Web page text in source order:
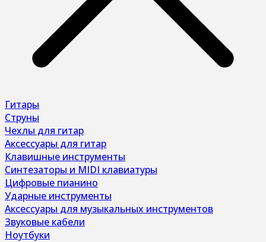
Гитары
Струны
Чехлы для гитар
Аксессуары для гитар
Клавишные инструменты
Синтезаторы и MIDI клавиатуры
Цифровые пианино
Ударные инструменты
Аксессуары для музыкальных инструментов
Звуковые кабели
Ноутбуки